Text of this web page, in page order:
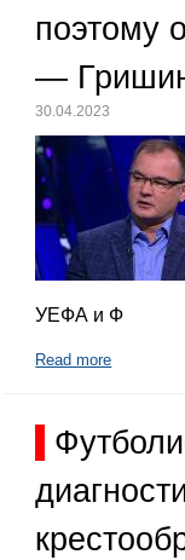
поэтому
—
30.04.2023
УЕФА и Ф
Read more